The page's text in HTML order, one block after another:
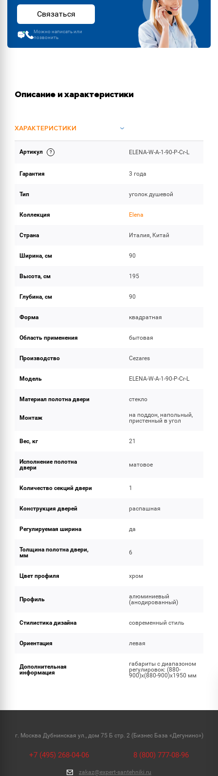
Связаться
Можно написать или
позвонить
Описание и характеристики
ХАРАКТЕРИСТИКИ
ОБЪЕМ ПОСТАВКИ
Артикул ELENA-W-A-1-90-P-Cr-L
Гарантия 3 года
Тип уголок душевой
Коллекция Elena
Страна Италия, Китай
Ширина, см 90
Высота, см 195
Глубина, см 90
Форма квадратная
Область применения бытовая
Производство Cezares
Модель ELENA-W-A-1-90-P-Cr-L
Материал полотна двери стекло
Монтаж
на поддон, напольный,
пристенный в угол
Вес, кг 21
Исполнение полотна
двери
матовое
Количество секций двери 1
Конструкция дверей распашная
Регулируемая ширина да
Толщина полотна двери,
мм
6
Цвет профиля хром
Профиль
алюминиевый
(анодированный)
Стилистика дизайна современный стиль
Ориентация левая
Дополнительная
информация
габариты с диапазоном
регулировок: (880-
900)x(880-900)x1950 мм
г. Москва Дубнинская ул., дом 75 Б стр. 2 (Бизнес База «Дегунино»)
+7 (495) 268-04-06 8 (800) 777-08-96
zakaz@expert-santehniki.ru